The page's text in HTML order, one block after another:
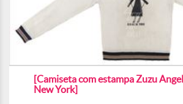
[Camiseta com estampa Zuzu
New York]